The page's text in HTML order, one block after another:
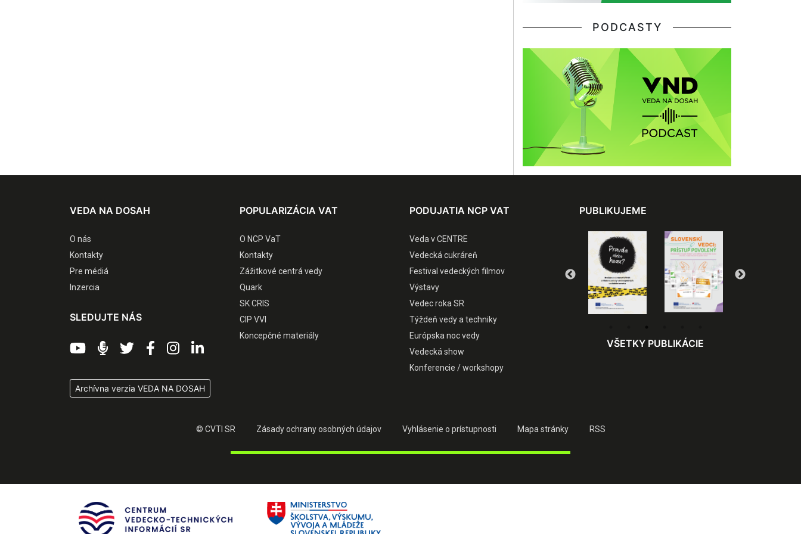
PODCASTY
VEDA NA DOSAH
O nás
Kontakty
Pre médiá
Inzercia
SLEDUJTE NÁS
Archívna verzia VEDA NA DOSAH
POPULARIZÁCIA VAT
O NCP VaT
Kontakty
Zážitkové centrá vedy
Quark
SK CRIS
CIP VVI
Koncepčné materiály
PODUJATIA NCP VAT
Veda v CENTRE
Vedecká cukráreň
Festival vedeckých filmov
Výstavy
Vedec roka SR
Týždeň vedy a techniky
Európska noc vedy
Vedecká show
Konferencie / workshopy
PUBLIKUJEME
VŠETKY PUBLIKÁCIE
© CVTI SR Zásady ochrany osobných údajov Vyhlásenie o prístupnosti Mapa stránky RSS